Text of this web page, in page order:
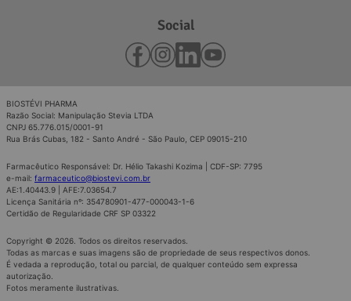
Social
BIOSTÉVI PHARMA
Razão Social: Manipulação Stevia LTDA
CNPJ 65.776.015/0001-91
Rua Brás Cubas, 182 - Santo André - São Paulo, CEP 09015-210
Farmacêutico Responsável: Dr. Hélio Takashi Kozima | CDF-SP: 7795
e-mail: farmaceutico@biostevi.com.br
AE:1.40443.9 | AFE:7.03654.7
Licença Sanitária nº: 354780901-477-000043-1-6
Certidão de Regularidade CRF SP 03322
Copyright © 2026. Todos os direitos reservados.
Todas as marcas e suas imagens são de propriedade de seus respectivos donos.
É vedada a reprodução, total ou parcial, de qualquer conteúdo sem expressa
autorização.
Fotos meramente ilustrativas.